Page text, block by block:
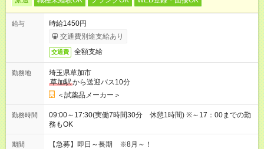
給与
時給1450円
交通費別途支給あり
交通費 全額支給
勤務地
埼玉県草加市
草加駅から送迎バス10分
＜試薬品メーカー＞
勤務時間
09:00～17:30(実働7時間30分 休憩1時間) ※～17：00までの勤
務もOK
期間 【急募】即日～長期 ※8月～！